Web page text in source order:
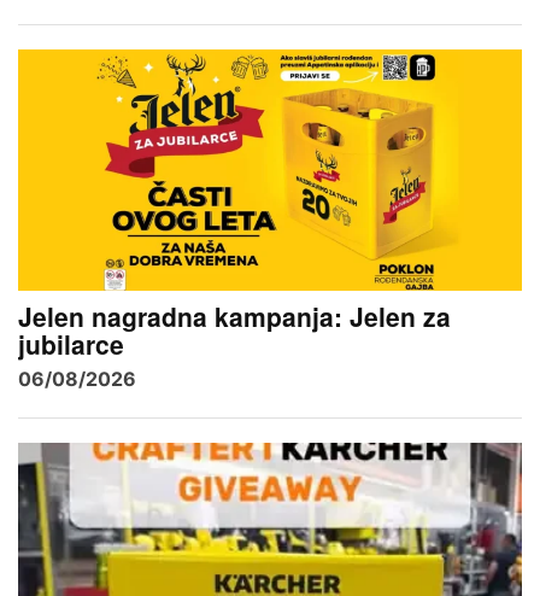
Jelen nagradna kampanja: Jelen za
jubilarce
06/08/2026